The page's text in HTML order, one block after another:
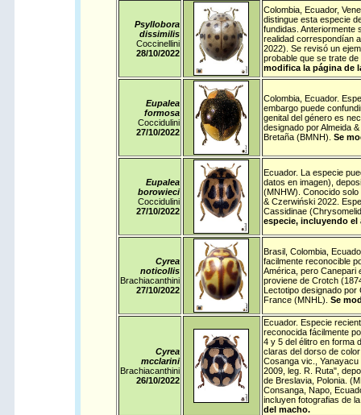
Psyllobora
dissimilis
Coccinellini
28/10/2022
Colombia, Ecuador,
distingue esta especie
fundidas. Anteriormente
realidad correspondían
2022). Se revisó un
probable que se trate
modifica la página de
Eupalea
formosa
Coccidulini
27/10/2022
Colombia, Ecuador.
embargo puede
genital del género es
designado por Almeida
Bretaña (BMNH). Se
Eupalea
borowieci
Coccidulini
27/10/2022
Ecuador. La especie
datos en imagen),
(MNHW). Conocido
& Czerwiński 2022.
Cassidinae
especie, incluyendo el
Cyrea
noticollis
Brachiacanthini
27/10/2022
Brasil, Colombia,
facilmente reconocible
América, pero Canepari
proviene de Crotch
Lectotipo designado por
France (MNHL). Se
Cyrea
mcclarini
Brachiacanthini
26/10/2022
Ecuador. Especie
reconocida fácilmente
4 y 5 del élitro en forma
claras del dorso de
Cosanga vic., Yanayacu
2009, leg. R. Ruta",
de Breslavia, Polonia.
Consanga, Napo,
incluyen fotografias de
del macho.